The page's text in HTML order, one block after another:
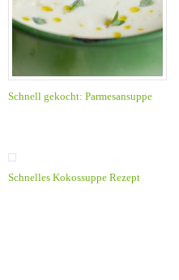
Schnell gekocht: Parmesansuppe
Schnelles Kokossuppe Rezept